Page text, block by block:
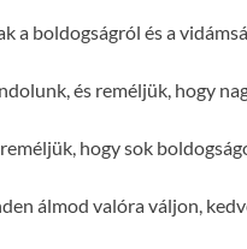
a boldogságról és a
és reméljük, hogy
hogy sok
álmod valóra váljon,